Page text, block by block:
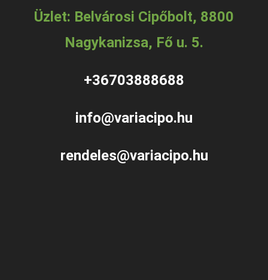
Üzlet: Belvárosi Cipőbolt, 8800
Nagykanizsa, Fő u. 5.
+36703888688
info@variacipo.hu
rendeles@variacipo.hu